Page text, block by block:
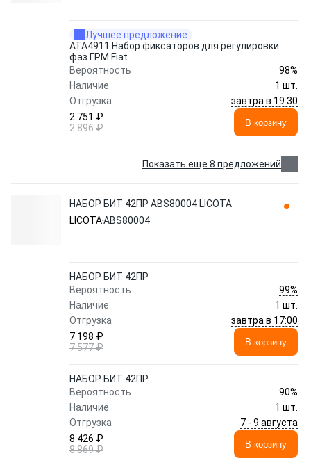
Лучшее предложение
ATA4911 Набор фиксаторов для регулировки
фаз ГРМ Fiat
Вероятность
98%
Наличие
1 шт.
Отгрузка
завтра в 19:30
2 751 ₽
2 896 ₽
В корзину
Показать еще 8 предложений
НАБОР БИТ 42ПР ABS80004 LICOTA
LICOTAABS80004
НАБОР БИТ 42ПР
Вероятность
99%
Наличие
1 шт.
Отгрузка
завтра в 17:00
7 198 ₽
7 577 ₽
В корзину
НАБОР БИТ 42ПР
Вероятность
90%
Наличие
1 шт.
Отгрузка
7 - 9 августа
8 426 ₽
8 869 ₽
В корзину